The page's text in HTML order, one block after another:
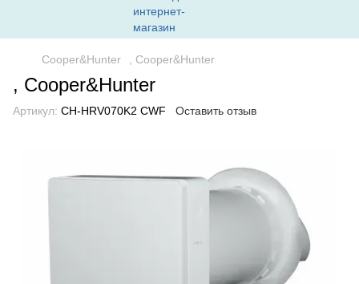
Сooper&Hunter , Cooper&Hunter
, Cooper&Hunter
Артикул: CH-HRV070K2 СWF Оставить отзыв